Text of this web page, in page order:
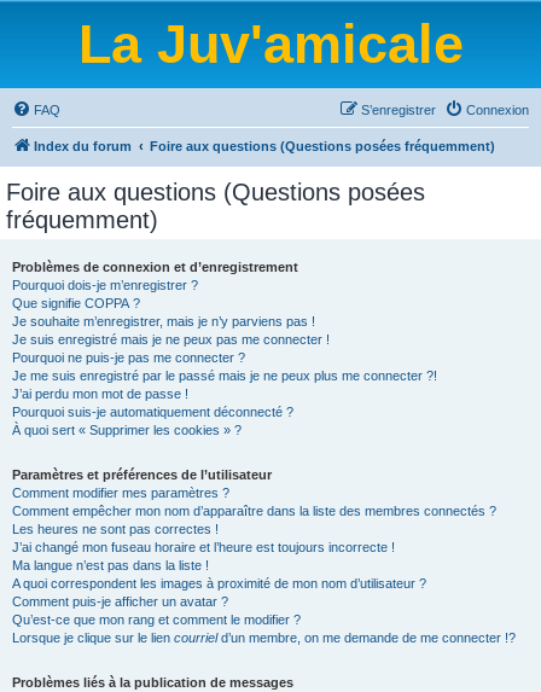
La Juv'amicale
FAQ Connexion
S’enregistrer
Index du forum Foire aux questions (Questions posées fréquemment)
Foire aux questions (Questions posées
fréquemment)
Problèmes de connexion et d’enregistrement
Pourquoi dois-je m’enregistrer ?
Que signifie COPPA ?
Je souhaite m’enregistrer, mais je n’y parviens pas !
Je suis enregistré mais je ne peux pas me connecter !
Pourquoi ne puis-je pas me connecter ?
Je me suis enregistré par le passé mais je ne peux plus me connecter ?!
J’ai perdu mon mot de passe !
Pourquoi suis-je automatiquement déconnecté ?
À quoi sert « Supprimer les cookies » ?
Paramètres et préférences de l’utilisateur
Comment modifier mes paramètres ?
Comment empêcher mon nom d’apparaître dans la liste des membres connectés ?
Les heures ne sont pas correctes !
J’ai changé mon fuseau horaire et l’heure est toujours incorrecte !
Ma langue n’est pas dans la liste !
A quoi correspondent les images à proximité de mon nom d’utilisateur ?
Comment puis-je afficher un avatar ?
Qu’est-ce que mon rang et comment le modifier ?
Lorsque je clique sur le lien courrield’un membre, on me demande de me connecter !?
Problèmes liés à la publication de messages